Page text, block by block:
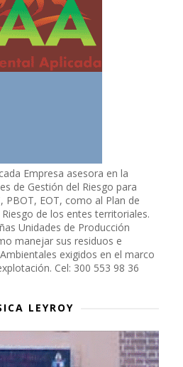
Empresa asesora en la
de Gestión del Riesgo para
PBOT, EOT, como al Plan de
de los entes territoriales.
Unidades de Producción
manejar sus residuos e
exigidos en el marco
Cel: 300 553 98 36
LEYROY